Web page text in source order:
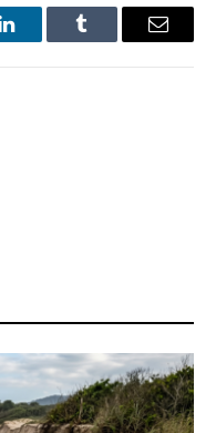
LinkedInTumblr Email